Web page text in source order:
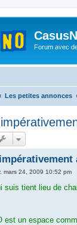
Forum avec
Les petites annonces
mars 24, 2009 10:52 pm
suis tient lieu de
est un espace